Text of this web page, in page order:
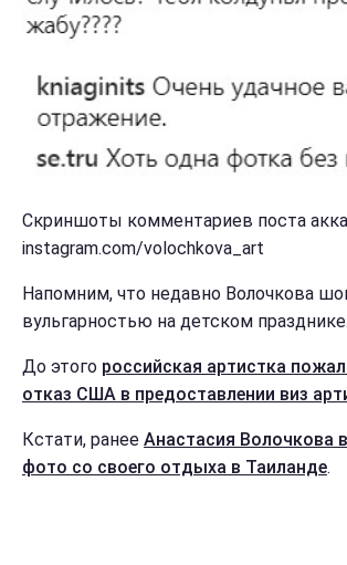
Скриншоты комментариев поста
instagram.com/volochkova_art
Напомним, что недавно Волочкова
вульгарностью на детском празднике.
До этого российская артистка
отказ США в предоставлении виз
Кстати, ранее Анастасия Волочкова
фото со своего отдыха в Таиланде.